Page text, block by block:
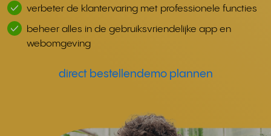
verbeter de klantervaring met professionele functies
beheer alles in de gebruiksvriendelijke app en
webomgeving
direct bestellendemo plannen